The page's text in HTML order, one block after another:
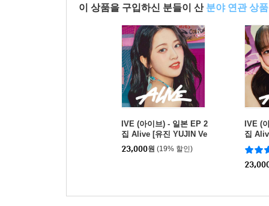
이 상품을 구입하신 분들이 산 분야 연관 상품
IVE (아이브) - 일본 EP 2
집 Alive [유진 YUJIN Ve
r.]
23,000원 (19% 할인)
IVE (
집